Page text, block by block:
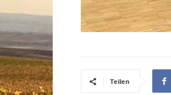
Teilen